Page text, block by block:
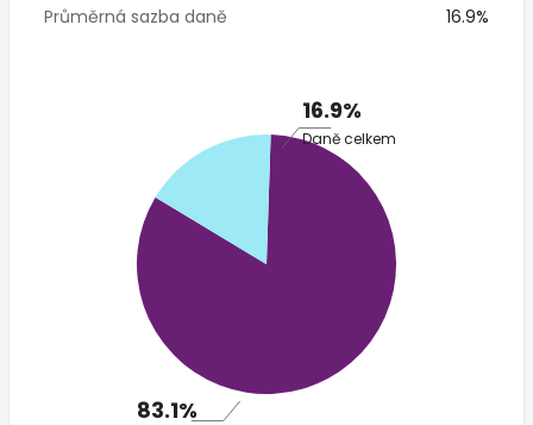
Průměrná sazba daně
16.9%
16.9%
Daně celkem
83.1%